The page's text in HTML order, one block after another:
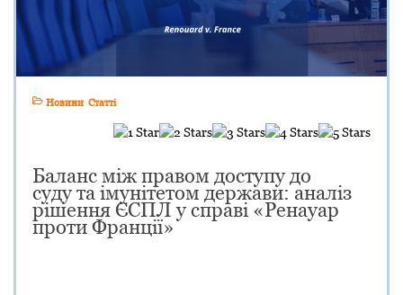
Новини Статті
Баланс між правом доступу до
суду та імунітетом держави: аналіз
рішення ЄСПЛ у справі «Ренауар
проти Франції»